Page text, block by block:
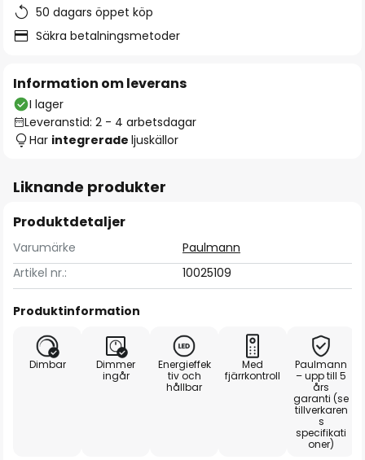
50 dagars öppet köp
Säkra betalningsmetoder
Information om leverans
I lager
Leveranstid: 2 - 4 arbetsdagar
Har integrerade ljuskällor
Liknande produkter
Produktdetaljer
Varumärke
Paulmann
Artikel nr.:
10025109
Produktinformation
Dimbar
Dimmer
ingår
Energieffek
tiv och
hållbar
Med
fjärrkontroll
Paulmann
– upp till 5
års
garanti (se
tillverkaren
s
specifikati
oner)